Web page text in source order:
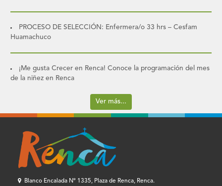
PROCESO DE SELECCIÓN: Enfermera/o 33 hrs – Cesfam
Huamachuco
¡Me gusta Crecer en Renca! Conoce la programación del mes
de la niñez en Renca
Ver más...
Blanco Encalada Nº 1335, Plaza de Renca, Renca.